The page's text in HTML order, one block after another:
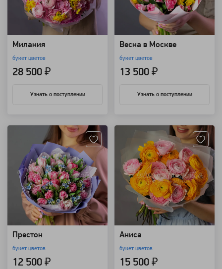
Милания
букет цветов
28 500 ₽
Узнать о поступлении
Весна в Москве
букет цветов
13 500 ₽
Узнать о поступлении
Престон
букет цветов
12 500 ₽
Аниса
букет цветов
15 500 ₽